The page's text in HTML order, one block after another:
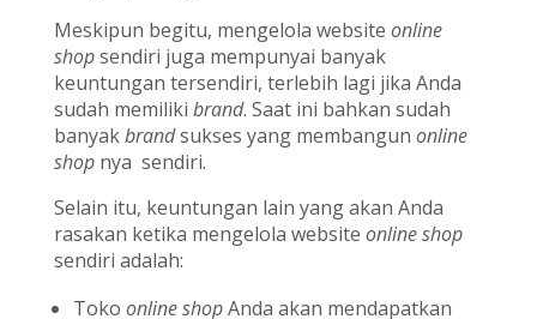
Meskipun begitu, mengelola website online
shopsendiri juga mempunyai banyak
keuntungan tersendiri, terlebih lagi jika Anda
sudah memiliki brand. Saat ini bahkan sudah
banyakbrandsukses yang membangun online
shopnya sendiri.
Selain itu, keuntungan lain yang akan Anda
rasakan ketika mengelola website online shop
sendiri adalah:
Toko online shopAnda akan mendapatkan